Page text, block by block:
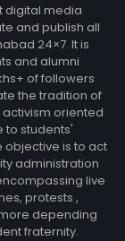
digital media
and publish all
24×7. It is
and alumni
of followers
the tradition of
oriented
to students'
objective is to act
administration
live
protests ,
depending
fraternity.